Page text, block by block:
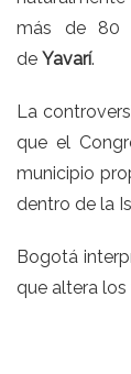
más de 80
de Yavarí.
La
que el
municipio
dentro de la
Bogotá
que altera